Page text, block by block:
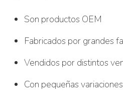
Son productos OEM
Fabricados por grandes
Vendidos por distintos
Con pequeñas variaciones